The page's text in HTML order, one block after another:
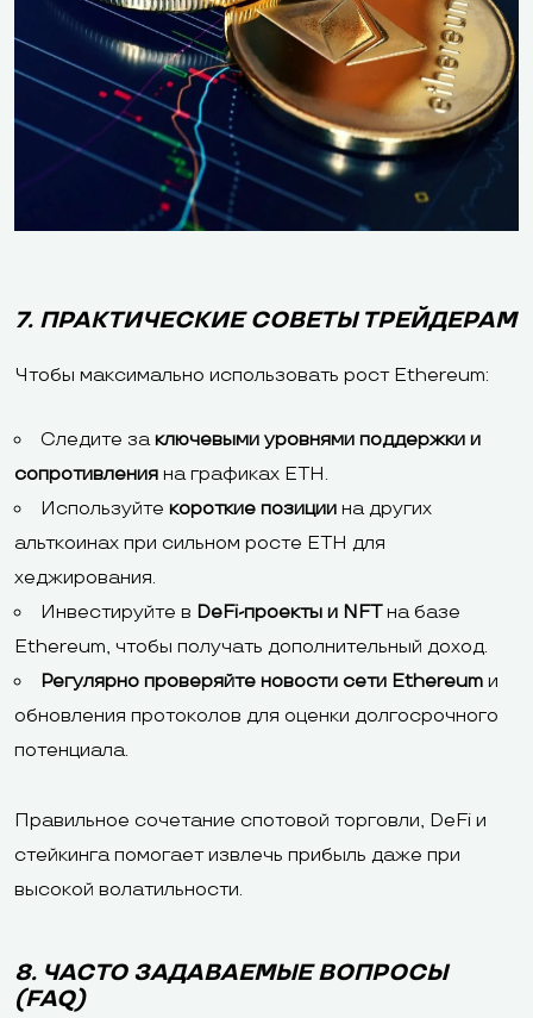
7. ПРАКТИЧЕСКИЕ СОВЕТЫ ТРЕЙДЕРАМ
Чтобы максимально использовать рост Ethereum:
Следите заключевыми уровнями поддержки и
сопротивления на графиках ETH.
Используйте короткие позиции на других
альткоинах при сильном росте ETH для
хеджирования.
Инвестируйте в DeFi-проекты и NFTна базе
Ethereum, чтобы получать дополнительный доход.
Регулярно проверяйте новости сети Ethereum и
обновления протоколов для оценки долгосрочного
потенциала.
Правильное сочетание спотовой торговли, DeFi и
стейкинга помогает извлечь прибыль даже при
высокой волатильности.
8. ЧАСТО ЗАДАВАЕМЫЕ ВОПРОСЫ
(FAQ)